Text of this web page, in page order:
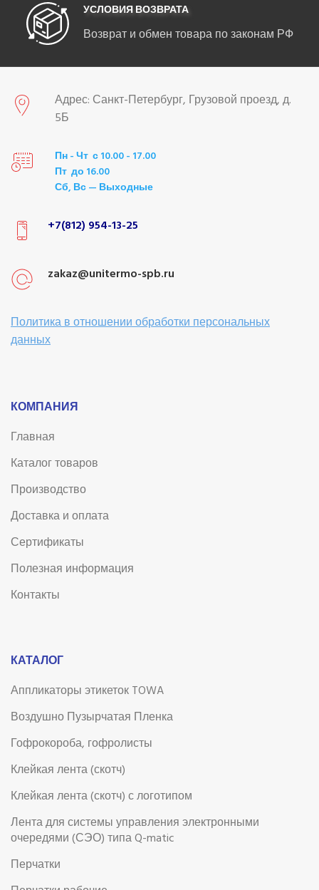
УСЛОВИЯ ВОЗВРАТА
Возврат и обмен товара по законам РФ
Адрес: Санкт-Петербург, Грузовой проезд, д.
5Б
Пн - Чт с 10.00 - 17.00
Пт до 16.00
Сб, Вс — Выходные
+7(812) 954-13-25
zakaz@unitermo-spb.ru
Политика в отношении обработки персональных
данных
КОМПАНИЯ
Главная
Каталог товаров
Производство
Доставка и оплата
Сертификаты
Полезная информация
Контакты
КАТАЛОГ
Аппликаторы этикеток TOWA
Воздушно Пузырчатая Пленка
Гофрокороба, гофролисты
Клейкая лента (скотч)
Клейкая лента (скотч) с логотипом
Лента для системы управления электронными
очередями (СЭО) типа Q-matic
Перчатки